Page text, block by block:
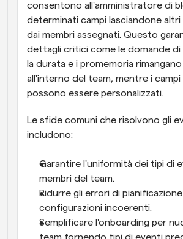
consentono all'amministratore di
determinati campi lasciandone
dai membri assegnati. Questo
dettagli critici come le domande di
la durata e i promemoria
all'interno del team, mentre i
possono essere personalizzati.
Le sfide comuni che risolvono gli
includono:
Garantire l'uniformità dei tipi di
membri del team.
Ridurre gli errori di
configurazioni incoerenti.
Semplificare l'onboarding per